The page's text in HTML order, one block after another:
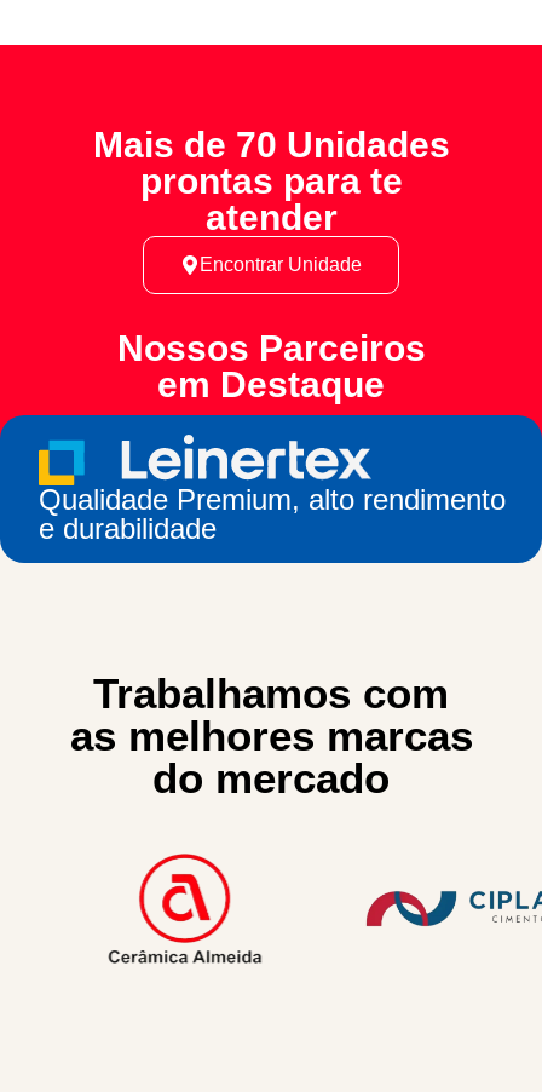
Mais de 70 Unidades
prontas para te
atender
Encontrar Unidade
Nossos Parceiros
em Destaque
Qualidade Premium, alto rendimento
e durabilidade
Trabalhamos com
as melhores marcas
do mercado